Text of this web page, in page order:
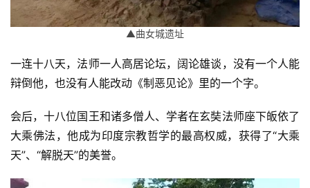
▲曲女城遗址
一连十八天，法师一人高居论坛，阔论雄谈，没有一个人能
辩倒他，也没有人能改动《制恶见论》里的一个字。
会后，十八位国王和诸多僧人、学者在玄奘法师座下皈依了
大乘佛法，他成为印度宗教哲学的最高权威，获得了“大乘
天”、“解脱天”的美誉。